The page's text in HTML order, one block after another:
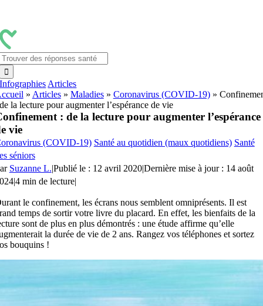
contenu
Infographies Articles
» Articles» Maladies» Coronavirus (COVID-19)»
la lecture pour augmenter l’espérance de vie
: de la lecture pour augmenter l’espérance
vie
(COVID-19) Santé au quotidien (maux quotidiens) Santé
séniors
Suzanne L.|Publié le : 12 avril 2020|Dernière mise à jour : 14 août
|4 min de lecture|
le confinement, les écrans nous semblent omniprésents. Il est
temps de sortir votre livre du placard. En effet, les bienfaits de la
sont de plus en plus démontrés : une étude affirme qu’elle
la durée de vie de 2 ans. Rangez vos téléphones et sortez
bouquins !